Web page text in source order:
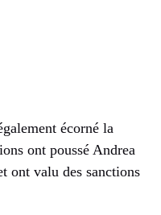
écorné la
ont poussé Andrea
ont valu des sanctions